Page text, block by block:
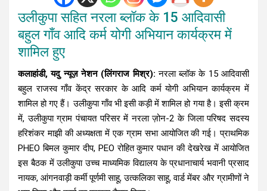
उलीकुपा सहित नरला ब्लॉक के 15 आदिवासी
बहुल गाँव आदि कर्म योगी अभियान कार्यक्रम में
शामिल हुए
कलाहांडी, यदु न्यूज़ नेशन (लिंगराज मिश्र): नरला ब्लॉक के 15 आदिवासी
बहुल राजस्व गाँव केंद्र सरकार के आदि कर्म योगी अभियान कार्यक्रम में
शामिल हो गए हैं। उलीकुपा गाँव भी इसी कड़ी में शामिल हो गया है। इसी क्रम
में, उलीकुपा ग्राम पंचायत परिसर में नरला ज़ोन-2 के जिला परिषद सदस्य
हरिशंकर माझी की अध्यक्षता में एक ग्राम सभा आयोजित की गई। प्राथमिक
PHEO बिमल कुमार दीप, PEO रोहित कुमार पधान की देखरेख में आयोजित
इस बैठक में उलीकुपा उच्च माध्यमिक विद्यालय के प्रधानाचार्य भवानी प्रसाद
नायक, आंगनवाड़ी कर्मी पूर्णमी साहू, उत्कलिका साहू, वार्ड मेंबर और ग्रामीणों ने